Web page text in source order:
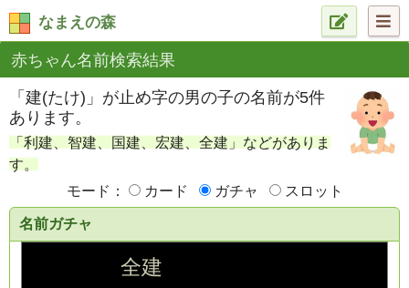
なまえの森
赤ちゃん名前検索結果
「建(たけ)」が止め字の男の子の名前が5件
あります。
「利建、智建、国建、宏建、全建」などがありま
す。
モード：
カード ガチャ スロット
名前ガチャ